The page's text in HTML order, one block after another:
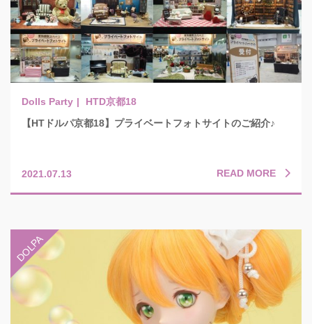
HTD京都18
【HTドルパ京都18】プライベートフォトサイトのご紹介♪
2021.07.13 READ MORE